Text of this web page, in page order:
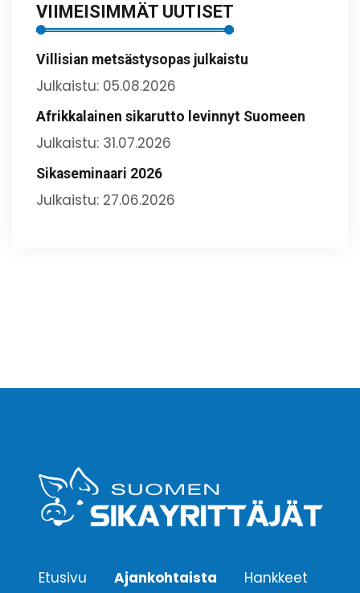
VIIMEISIMMÄT UUTISET
Villisian metsästysopas julkaistu
Julkaistu: 05.08.2026
Afrikkalainen sikarutto levinnyt Suomeen
Julkaistu: 31.07.2026
Sikaseminaari 2026
Julkaistu: 27.06.2026
Etusivu Ajankohtaista
Hankkeet